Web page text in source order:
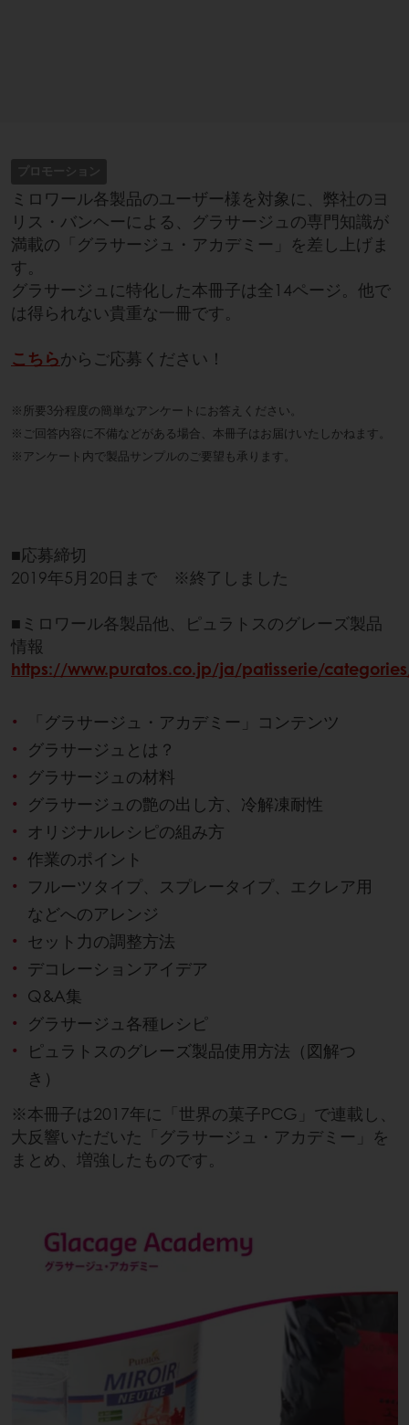
プロモーション
ミロワール各製品のユーザー様を対象に、弊社のヨ
リス・バンヘーによる、グラサージュの専門知識が
満載の「グラサージュ・アカデミー」を差し上げま
す。
グラサージュに特化した本冊子は全14ページ。他で
は得られない貴重な一冊です。
こちらからご応募ください！
※所要3分程度の簡単なアンケートにお答えください。
※ご回答内容に不備などがある場合、本冊子はお届けいたしかねます。
※アンケート内で製品サンプルのご要望も承ります。
■応募締切
2019年5月20日まで ※終了しました
■ミロワール各製品他、ピュラトスのグレーズ製品
情報
https://www.puratos.co.jp/ja/patisserie/
「グラサージュ・アカデミー」コンテンツ
グラサージュとは？
グラサージュの材料
グラサージュの艶の出し方、冷解凍耐性
オリジナルレシピの組み方
作業のポイント
フルーツタイプ、スプレータイプ、エクレア用
などへのアレンジ
セット力の調整方法
デコレーションアイデア
Q&A集
グラサージュ各種レシピ
ピュラトスのグレーズ製品使用方法（図解つ
き）
※本冊子は2017年に「世界の菓子PCG」で連載し、
大反響いただいた「グラサージュ・アカデミー」を
まとめ、増強したものです。